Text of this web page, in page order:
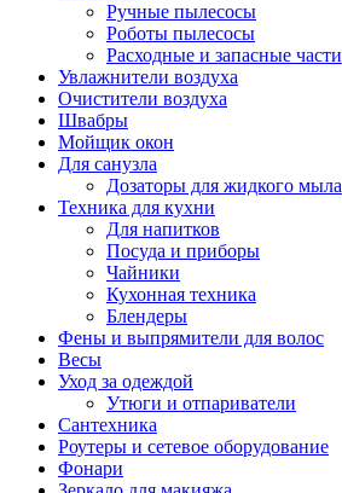
Ручные пылесосы
Роботы пылесосы
Расходные и запасные части
Увлажнители воздуха
Очистители воздуха
Швабры
Мойщик окон
Для санузла
Дозаторы для жидкого мыла
Техника для кухни
Для напитков
Посуда и приборы
Чайники
Кухонная техника
Блендеры
Фены и выпрямители для волос
Весы
Уход за одеждой
Утюги и отпариватели
Сантехника
Роутеры и сетевое оборудование
Фонари